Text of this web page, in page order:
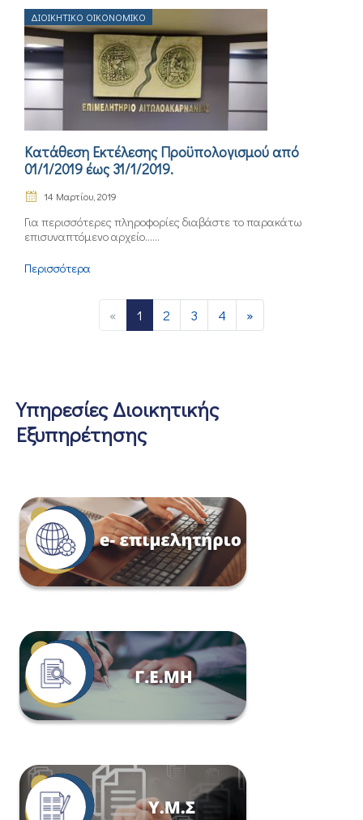
ΔΙΟΙΚΗΤΙΚΌ ΟΙΚΟΝΟΜΙΚΌ
Κατάθεση Εκτέλεσης Προϋπολογισμού από
01/1/2019 έως 31/1/2019.
14 Μαρτίου, 2019
Για περισσότερες πληροφορίες διαβάστε το παρακάτω
επισυναπτόμενο αρχείο......
Περισσότερα
« 1 2 3 4 »
Υπηρεσίες Διοικητικής
Εξυπηρέτησης